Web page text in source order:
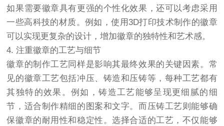
如果需要徽章具有更强的个性化效果，还可以考虑采用
一些高科技的材质。例如，使用3D打印技术制作的徽章
可以实现更复杂的设计，增加徽章的独特性和艺术感。
4. 注重徽章的工艺与细节
徽章的制作工艺同样是影响其最终效果的关键因素。常
见的徽章工艺包括冲压、铸造和压铸等，每种工艺都有
其独特的效果。例如，铸造工艺能够呈现更细腻的细
节，适合制作精细的图案和文字。而压铸工艺则能够确
保徽章的耐用性和稳定性。选择合适的工艺，不仅能够